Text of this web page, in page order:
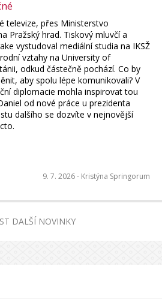
televize, přes Ministerstvo
Pražský hrad. Tiskový mluvčí a
vystudoval mediální studia na IKSŽ
vztahy na University of
odkud částečně pochází. Co by
aby spolu lépe komunikovali? V
diplomacie mohla inspirovat tou
od nové práce u prezidenta
dalšího se dozvíte v nejnovější
9. 7. 2026 - Kristýna Springorum
DALŠÍ NOVINKY